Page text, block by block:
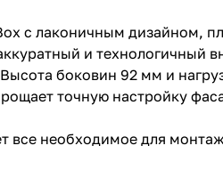
с лаконичным дизайном,
и
боковин 92 мм и
точную настройку
все необходимое для